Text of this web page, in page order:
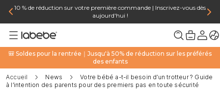
10 % de réduction sur votre première commande | Inscrivez-vous dès
aujourd'hui !
🎒 Soldes pour la rentrée｜Jusqu'à 50% de réduction sur les préférés
des enfants
Accueil News
Votre bébé a-t-il besoin d’un trotteur ? Guide
à l’intention des parents pour des premiers pas en toute sécurité